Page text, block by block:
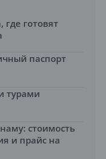
где готовят
паспорт
турами
стоимость
и прайс на